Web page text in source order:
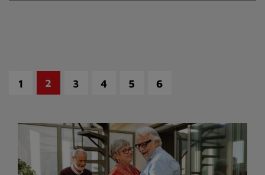
1 2 3 4 5 6